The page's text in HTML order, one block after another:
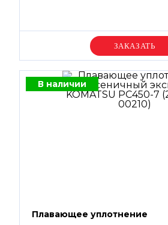
Уточняйте цену
В наличии
Плавающее уплотнение